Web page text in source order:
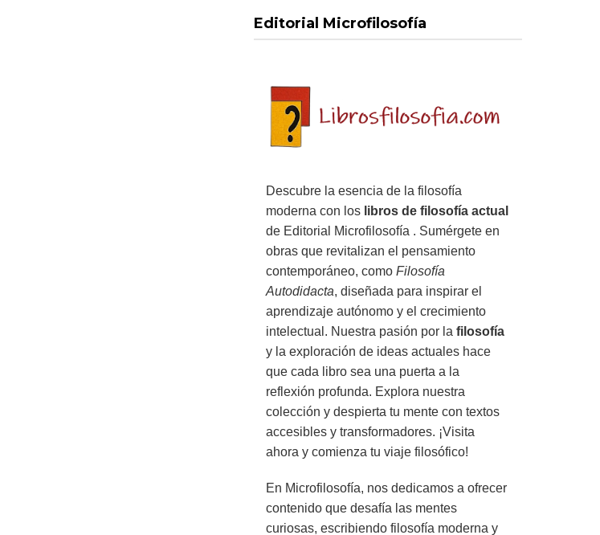
Editorial Microfilosofía
Descubre la esencia de la filosofía
moderna con los libros de filosofía actual
de Editorial Microfilosofía . Sumérgete en
obras que revitalizan el pensamiento
contemporáneo, como Filosofía
Autodidacta, diseñada para inspirar el
aprendizaje autónomo y el crecimiento
intelectual. Nuestra pasión por la filosofía
y la exploración de ideas actuales hace
que cada libro sea una puerta a la
reflexión profunda. Explora nuestra
colección y despierta tu mente con textos
accesibles y transformadores. ¡Visita
ahora y comienza tu viaje filosófico!
En Microfilosofía, nos dedicamos a ofrecer
contenido que desafía las mentes
curiosas, escribiendo filosofía moderna y